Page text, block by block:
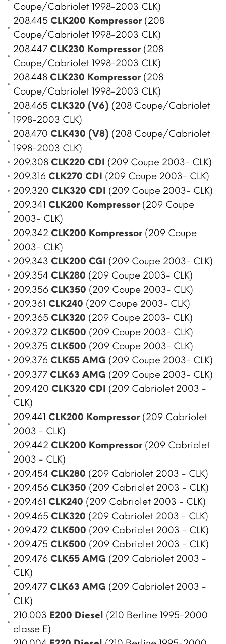
Coupe/Cabriolet 1998-2003 CLK)
208.445 CLK200 Kompressor (208
Coupe/Cabriolet 1998-2003 CLK)
208.447 CLK230 Kompressor (208
Coupe/Cabriolet 1998-2003 CLK)
208.448 CLK230 Kompressor (208
Coupe/Cabriolet 1998-2003 CLK)
208.465 CLK320 (V6) (208 Coupe/Cabriolet
1998-2003 CLK)
208.470 CLK430 (V8) (208 Coupe/Cabriolet
1998-2003 CLK)
209.308 CLK220 CDI (209 Coupe 2003- CLK)
209.316 CLK270 CDI (209 Coupe 2003- CLK)
209.320 CLK320 CDI (209 Coupe 2003- CLK)
209.341 CLK200 Kompressor (209 Coupe
2003- CLK)
209.342 CLK200 Kompressor (209 Coupe
2003- CLK)
209.343 CLK200 CGI (209 Coupe 2003- CLK)
209.354 CLK280 (209 Coupe 2003- CLK)
209.356 CLK350 (209 Coupe 2003- CLK)
209.361 CLK240 (209 Coupe 2003- CLK)
209.365 CLK320 (209 Coupe 2003- CLK)
209.372 CLK500 (209 Coupe 2003- CLK)
209.375 CLK500 (209 Coupe 2003- CLK)
209.376 CLK55 AMG (209 Coupe 2003- CLK)
209.377 CLK63 AMG (209 Coupe 2003- CLK)
209.420 CLK320 CDI (209 Cabriolet 2003 -
CLK)
209.441 CLK200 Kompressor (209 Cabriolet
2003 - CLK)
209.442 CLK200 Kompressor (209 Cabriolet
2003 - CLK)
209.454 CLK280 (209 Cabriolet 2003 - CLK)
209.456 CLK350 (209 Cabriolet 2003 - CLK)
209.461 CLK240 (209 Cabriolet 2003 - CLK)
209.465 CLK320 (209 Cabriolet 2003 - CLK)
209.472 CLK500 (209 Cabriolet 2003 - CLK)
209.475 CLK500 (209 Cabriolet 2003 - CLK)
209.476 CLK55 AMG (209 Cabriolet 2003 -
CLK)
209.477 CLK63 AMG (209 Cabriolet 2003 -
CLK)
210.003 E200 Diesel (210 Berline 1995-2000
classe E)